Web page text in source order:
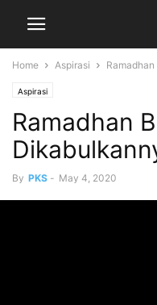
Home Aspirasi
Aspirasi
Ramadhan
By PKS - May 4, 2020